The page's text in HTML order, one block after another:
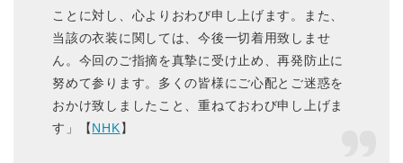
ことに対し、心よりおわび申し上げます。また、
当該の衣装に関しては、今後一切着用致しませ
ん。今回のご指摘を真摯に受け止め、再発防止に
努めて参ります。多くの皆様にご心配とご迷惑を
おかけ致しましたこと、重ねておわび申し上げま
す」【NHK】